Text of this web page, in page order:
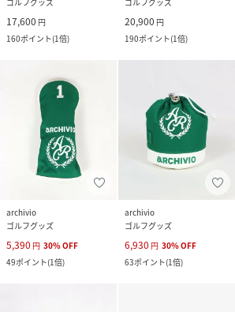
17,600 円
160ポイント(1倍)
20,900 円
190ポイント(1倍)
archivio
ゴルフグッズ
5,390 円 30%OFF
49ポイント(1倍)
archivio
ゴルフグッズ
6,930 円 30%OFF
63ポイント(1倍)